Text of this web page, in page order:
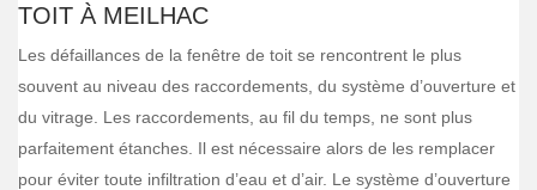
TOIT À MEILHAC
Les défaillances de la fenêtre de toit se rencontrent le plus
souvent au niveau des raccordements, du système d’ouverture et
du vitrage. Les raccordements, au fil du temps, ne sont plus
parfaitement étanches. Il est nécessaire alors de les remplacer
pour éviter toute infiltration d’eau et d’air. Le système d’ouverture